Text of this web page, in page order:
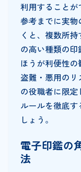
利用することが
参考までに実
くと、複数所
の高い種類の印
ほうが利便性の
盗難・悪用の
の役職者に限
ルールを徹底
しょう。
電子印鑑の
法